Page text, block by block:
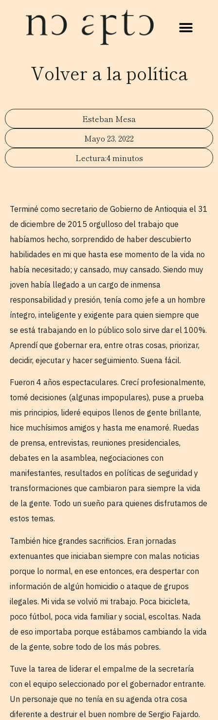
Volver a la política
Esteban Mesa
Mayo 23, 2022
4 minutos
Terminé como secretario de Gobierno de Antioquia el 31
de diciembre de 2015 orgulloso del trabajo que
habíamos hecho, sorprendido de haber descubierto
habilidades en mi que hasta ese momento de la vida no
había necesitado; y cansado, muy cansado. Siendo muy
joven había llegado a un cargo de inmensa
responsabilidad y presión, tenía como jefe a un hombre
íntegro, inteligente y exigente para quien siempre que
se está trabajando en lo público solo sirve dar el 100%.
Aprendí que gobernar era, entre otras cosas, priorizar,
decidir, ejecutar y hacer seguimiento. Suena fácil.
Fueron 4 años espectaculares. Crecí profesionalmente,
tomé decisiones (algunas impopulares), puse a prueba
mis principios, lideré equipos llenos de gente brillante,
hice muchísimos amigos y hasta me enamoré. Ruedas
de prensa, entrevistas, reuniones presidenciales,
debates en la asamblea, negociaciones con
manifestantes, resultados en políticas de seguridad y
transformaciones que cambiaron para siempre la vida
de la gente. Todo un sueño para quienes disfrutamos de
estos temas.
También hice grandes sacrificios. Eran jornadas
extenuantes que iniciaban siempre con malas noticias
porque lo normal, en ese entonces, era despertar con
información de algún homicidio o ataque de grupos
ilegales. Mi vida se volvió mi trabajo. Poca bicicleta,
poco fútbol, poca vida familiar y social, escoltas. Nada
de eso importaba porque estábamos cambiando la vida
de la gente, sobre todo de los más pobres.
Tuve la tarea de liderar el empalme de la secretaría
con el equipo seleccionado por el gobernador entrante.
Un personaje que no tenía en su agenda otra cosa
diferente a destruir el buen nombre de Sergio Fajardo.